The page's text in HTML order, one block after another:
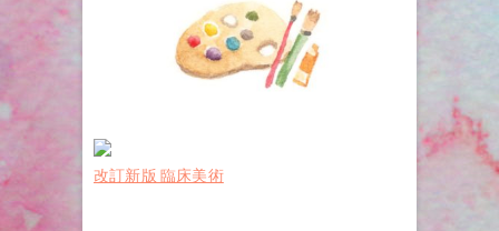
改訂新版 臨床美術